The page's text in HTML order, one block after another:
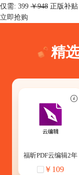
仅需: 399 ￥948 正版补贴
立即抢购
精
福昕PDF云编辑2年
￥109